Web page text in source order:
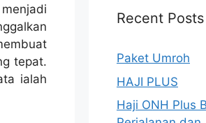
tepat.
ialah
Recent Posts
Paket Umroh
HAJI PLUS
Haji ONH Plus